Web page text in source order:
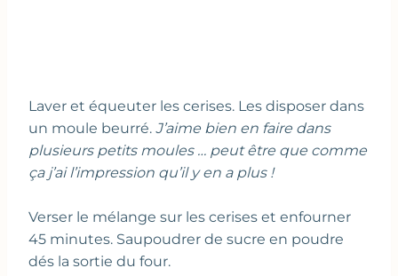
Laver et équeuter les cerises. Les disposer dans
un moule beurré. J’aime bien en faire dans
plusieurs petits moules … peut être que comme
ça j’ai l’impression qu’il y en a plus !
Verser le mélange sur les cerises et enfourner
45 minutes. Saupoudrer de sucre en poudre
dés la sortie du four.